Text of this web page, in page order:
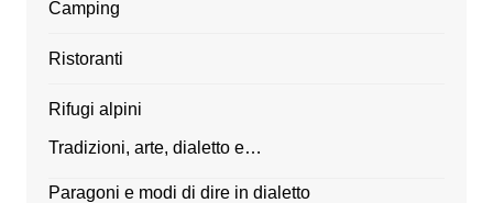
Camping
Ristoranti
Rifugi alpini
Tradizioni, arte, dialetto e…
Paragoni e modi di dire in dialetto